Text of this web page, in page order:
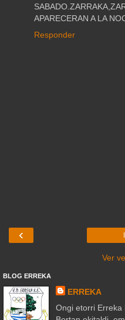
APARECERAN A LA
Responder
‹
Ver
BLOG ERREKA
ERREKA
Ongi etorri Erreka